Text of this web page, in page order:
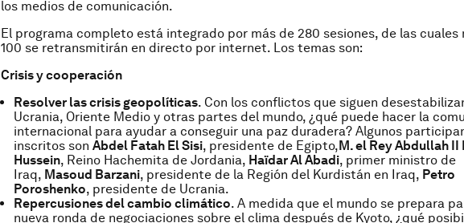
los medios de comunicación.
El programa completo está integrado por más de 280 sesiones, de las cuales
100 se retransmitirán en directo por internet. Los temas son:
Crisis y cooperación
Resolver las crisis geopolíticas. Con los conflictos que siguen
Ucrania, Oriente Medio y otras partes del mundo, ¿qué puede hacer la
internacional para ayudar a conseguir una paz duradera? Algunos
inscritos son Abdel Fatah El Sisi, presidente de Egipto,M. el Rey Abdullah II
Hussein, Reino Hachemita de Jordania, Haïdar Al Abadi, primer ministro de
Iraq, Masoud Barzani, presidente de la Región del Kurdistán en Iraq, Petro
Poroshenko, presidente de Ucrania.
Repercusiones del cambio climático. A medida que el mundo se prepara
nueva ronda de negociaciones sobre el clima después de Kyoto, ¿qué